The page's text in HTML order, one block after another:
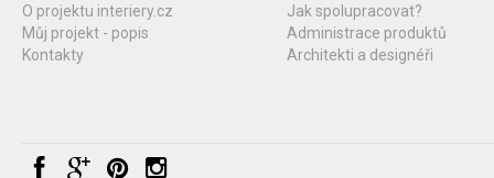
O projektu interiery.cz
Můj projekt - popis
Kontakty
Jak spolupracovat?
Administrace produktů
Architekti a designéři